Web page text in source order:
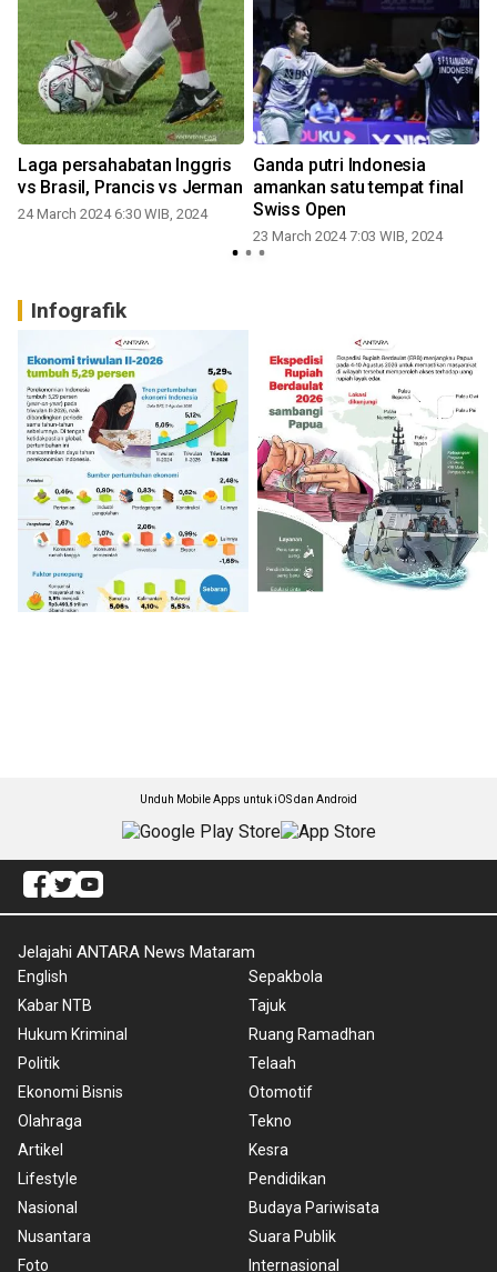
Laga persahabatan Inggris
vs Brasil, Prancis vs Jerman
24 March 2024 6:30 WIB, 2024
Ganda putri Indonesia
amankan satu tempat final
Swiss Open
23 March 2024 7:03 WIB, 2024
Infografik
Unduh Mobile Apps untuk iOS dan Android
Jelajahi ANTARA News Mataram
English
Kabar NTB
Hukum Kriminal
Politik
Ekonomi Bisnis
Olahraga
Artikel
Lifestyle
Nasional
Nusantara
Foto
Sepakbola
Tajuk
Ruang Ramadhan
Telaah
Otomotif
Tekno
Kesra
Pendidikan
Budaya Pariwisata
Suara Publik
Internasional